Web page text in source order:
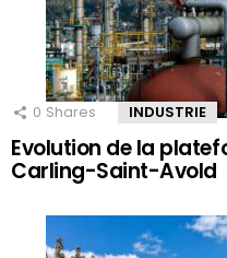
0 Shares INDUSTRIE
Evolution de la
Carling-Saint-Avold